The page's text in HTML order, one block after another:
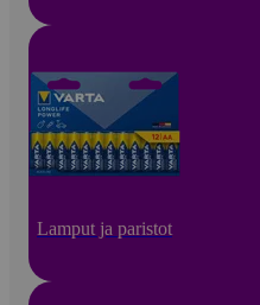
Lamput ja paristot